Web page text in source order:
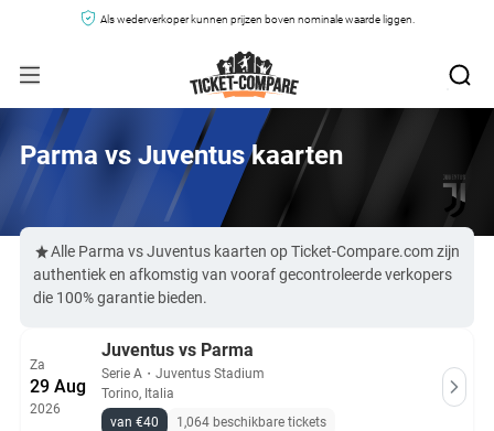
Als wederverkoper kunnen prijzen boven nominale waarde liggen.
Parma vs Juventus kaarten
Alle Parma vs Juventus kaarten op Ticket-Compare.com zijn
authentiek en afkomstig van vooraf gecontroleerde verkopers
die 100% garantie bieden.
Za
29 Aug
2026
Juventus vs Parma
Serie A ・ Juventus Stadium
Torino, Italia
van €40
1,064 beschikbare tickets